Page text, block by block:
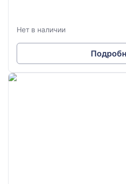
Нет в наличии